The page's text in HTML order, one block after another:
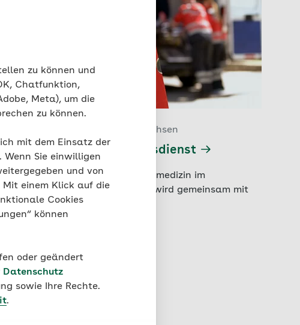
zu können und
Chatfunktion,
Meta), um die
zu können.
mit dem Einsatz der
Sie einwilligen
und von
Mit einem Klick auf die
Cookies
können
oder geändert
Datenschutz
sowie Ihre Rechte.
.
| AOK Niedersachsen
im Rettungsdienst
Goslar wird die Telenotfallmedizin im
eingesetzt. Das Projekt wird gemeinsam mit
Northeim realisiert.